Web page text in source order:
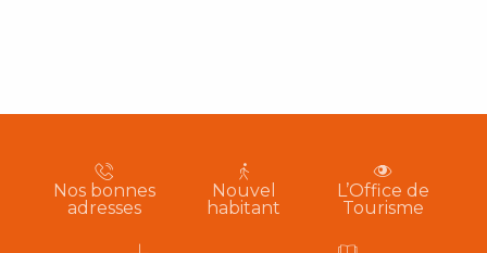
Nos bonnes
adresses
Nouvel
habitant
L’Office de
Tourisme